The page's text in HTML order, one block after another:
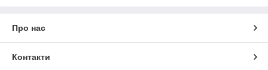
Про нас
Контакти